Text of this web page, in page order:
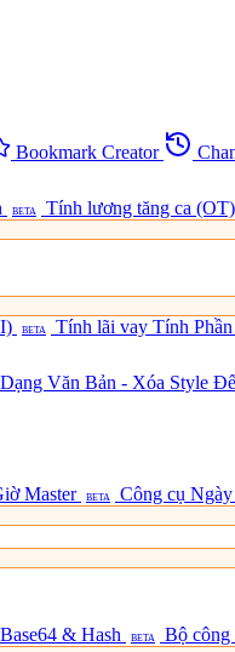
Bookmark Creator
BETA Tính lương tăng ca (OT)
BETA Tính lãi vay Tính
Văn Bản - Xóa Style
Master BETA Công cụ
& Hash BETA Bộ công